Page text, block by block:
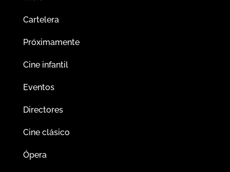
Cartelera
Próximamente
Cine infantil
Eventos
Directores
Cine clásico
Ópera